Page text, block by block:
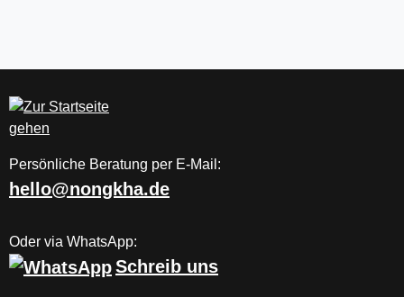
Persönliche Beratung per E-Mail:
hello@nongkha.de
Oder via WhatsApp:
Schreib uns